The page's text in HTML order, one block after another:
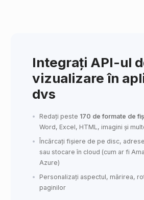
Integrați API-ul
vizualizare în
dvs
Redați peste 170 de formate de
Word, Excel, HTML, imagini și
Încărcați fișiere de pe disc,
sau stocare în cloud (cum ar fi
Azure)
Personalizați aspectul, mărirea,
paginilor